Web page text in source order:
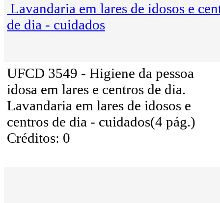
Lavandaria em lares de idosos e
de dia - cuidados
UFCD 3549 - Higiene da pessoa
idosa em lares e centros de dia.
Lavandaria em lares de idosos e
centros de dia - cuidados(4 pág.)
Créditos: 0